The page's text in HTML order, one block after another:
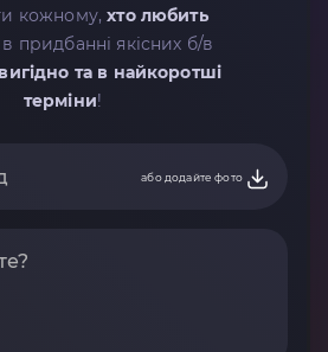
кожному,хто любить
в придбанні якісних б/в
вигідно та в найкоротші
терміни!
або додайте фото